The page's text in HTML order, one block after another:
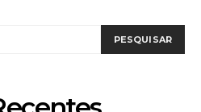
PESQUISAR